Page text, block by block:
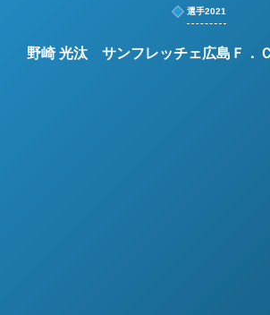
選手2021
野崎 光汰 サンフレッチェ広島Ｆ．